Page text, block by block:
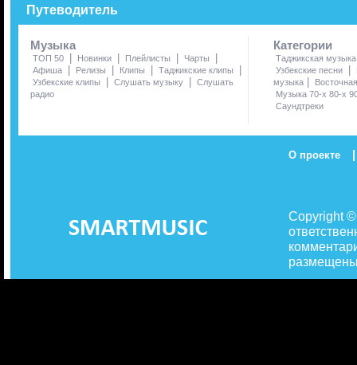
Путеводитель
Музыка
ТОП 50 Новинки Плейлисты Чарты
Афиша Релизы Клипы Таджикские клипы
Узбекские клипы Слушать музыку
Слушать
радио
Категории
Таджикская музыка
Узбекские песни
музыка
Музыка 70-х 80-х
Саундтреки
О проекте |
Copyright
размещены